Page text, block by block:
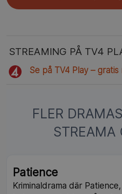
STREAMING PÅ TV4
Se på TV4 Play –
FLER
STREAMA
Patience
Kriminaldrama där